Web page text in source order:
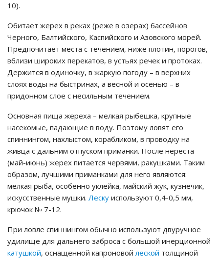
10).
Обитает жерех в реках (реже в озерах) бассейнов
Черного, Балтийского, Каспийского и Азовского морей.
Предпочитает места с течением, ниже плотин, порогов,
вблизи широких перекатов, в устьях речек и протоках.
Держится в одиночку, в жаркую погоду – в верхних
слоях воды на быстринах, а весной и осенью – в
придонном слое с несильным течением.
Основная пища жереха – мелкая рыбешка, крупные
насекомые, падающие в воду. Поэтому ловят его
спиннингом, нахлыстом, корабликом, в проводку на
живца с дальним отпуском приманки. После нереста
(май-июнь) жерех питается червями, ракушками. Таким
образом, лучшими приманками для него являются:
мелкая рыба, особенно уклейка, майский жук, кузнечик,
искусственные мушки. Леску используют 0,4-0,5 мм,
крючок № 7-12.
При ловле спиннингом обычно используют двуручное
удилище для дальнего заброса с большой инерционной
катушкой, оснащенной капроновойлеской толщиной